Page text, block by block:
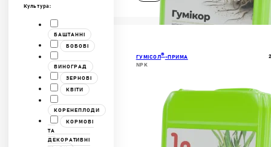
Культура:
БАШТАННІ
БОБОВІ
ВИНОГРАД
ЗЕРНОВІ
КВІТИ
КОРЕНЕПЛОДИ
КОРМОВІ
ТА
ДЕКОРАТИВНІ
ГУМІСОЛ®-ПРИМА
NPK